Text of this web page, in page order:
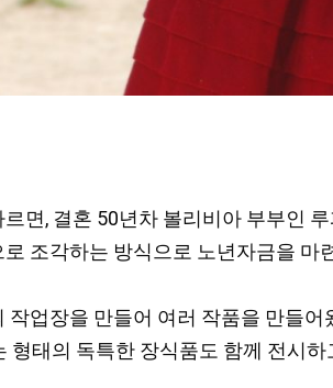
면, 결혼 50년차 볼리비아 부부인
조각하는 방식으로 노년자금을 마
업장을 만들어 여러 작품을 만들어
형태의 독특한 장식품도 함께 전시하